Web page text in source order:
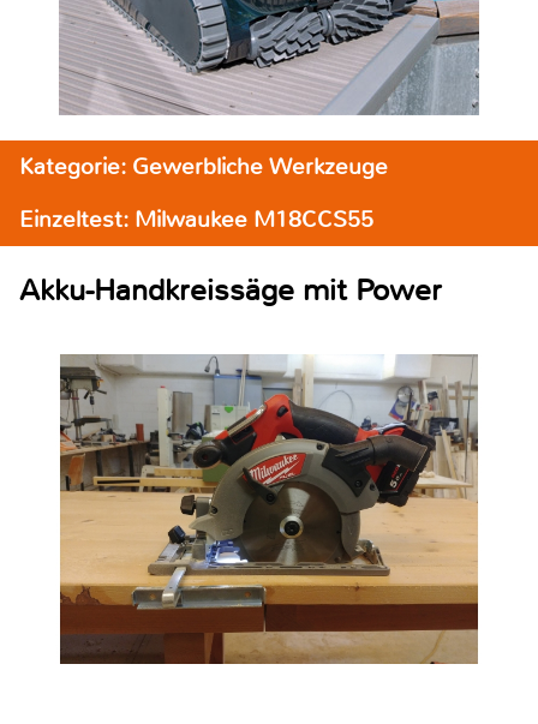
Kategorie: Gewerbliche Werkzeuge
Einzeltest: Milwaukee M18CCS55
Akku-Handkreissäge mit Power